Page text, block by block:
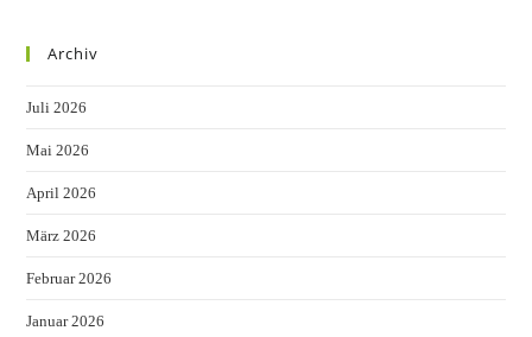
Archiv
Juli 2026
Mai 2026
April 2026
März 2026
Februar 2026
Januar 2026